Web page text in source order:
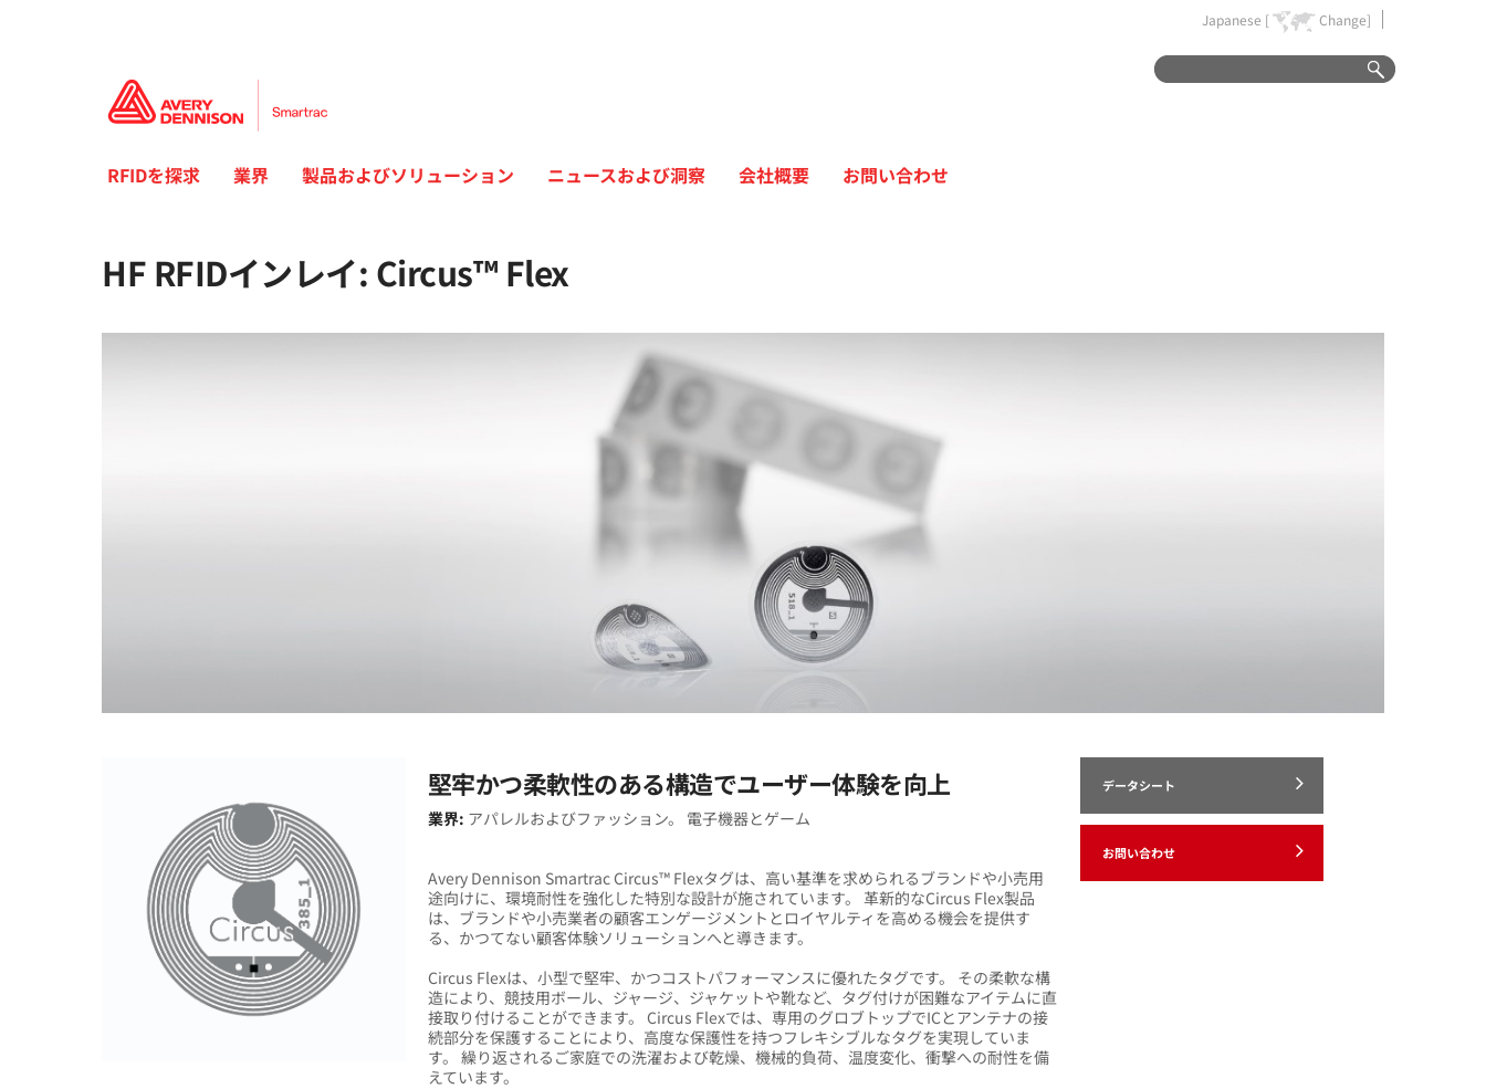
Japanese [ Change]
RFIDを探求 業界 製品およびソリューション ニュースおよび洞察 会社概要 お問い合わせ
HF RFIDインレイ: Circus™ Flex
堅牢かつ柔軟性のある構造でユーザー体験を向上
業界: アパレルおよびファッション。 電子機器とゲーム
Avery Dennison Smartrac Circus™ Flexタグは、高い基準を求められるブランドや小売用
途向けに、環境耐性を強化した特別な設計が施されています。 革新的なCircus Flex製品
は、ブランドや小売業者の顧客エンゲージメントとロイヤルティを高める機会を提供す
る、かつてない顧客体験ソリューションへと導きます。
Circus Flexは、小型で堅牢、かつコストパフォーマンスに優れたタグです。 その柔軟な構
造により、競技用ボール、ジャージ、ジャケットや靴など、タグ付けが困難なアイテムに直
接取り付けることができます。 Circus Flexでは、専用のグロブトップでICとアンテナの接
続部分を保護することにより、高度な保護性を持つフレキシブルなタグを実現していま
す。 繰り返されるご家庭での洗濯および乾燥、機械的負荷、温度変化、衝撃への耐性を備
えています。
データシート
お問い合わせ